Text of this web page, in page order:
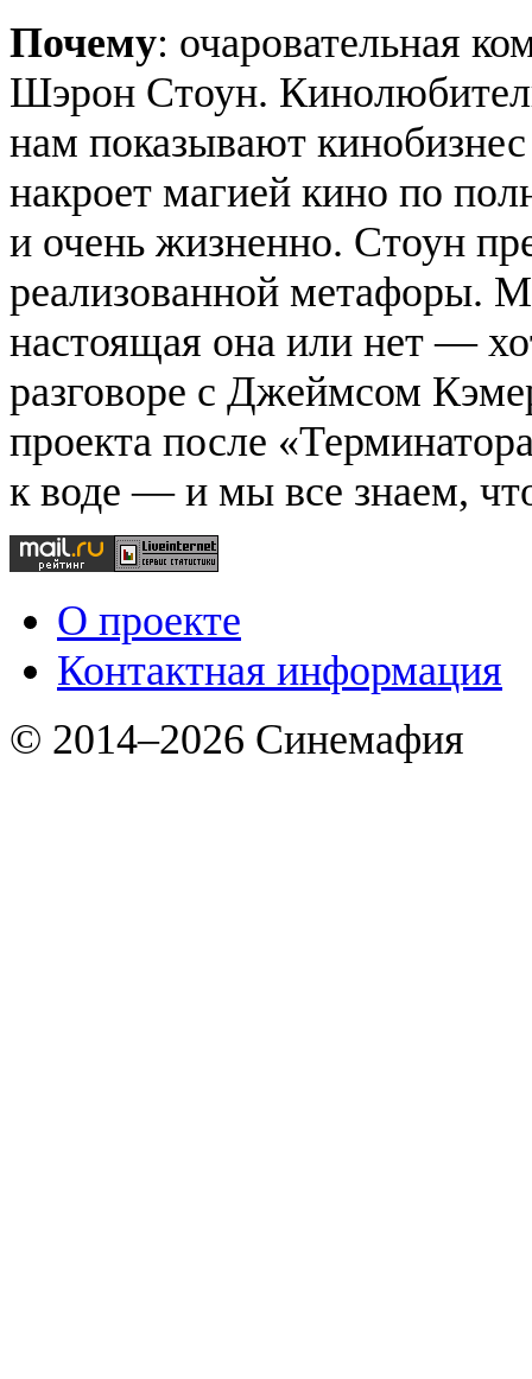
Почему: очаровательная
Шэрон Стоун.
нам показывают
накроет магией кино по
и очень жизненно. Стоун
реализованной метафоры.
настоящая она или нет —
разговоре с Джеймсом
проекта после
к воде — и мы все знаем,
О проекте
Контактная информация
© 2014–2026 Синемафия